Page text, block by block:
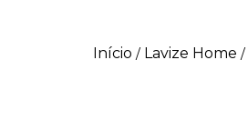
Início / Lavize Home /